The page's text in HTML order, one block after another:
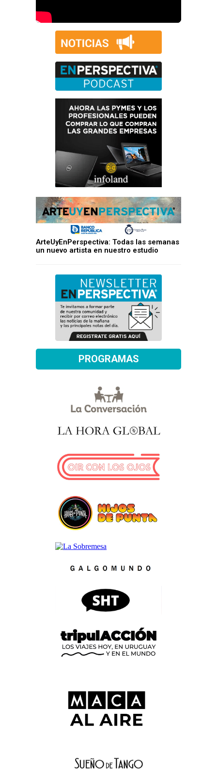
ArteUyEnPerspectiva: Todas las semanas
un nuevo artista en nuestro estudio
PROGRAMAS